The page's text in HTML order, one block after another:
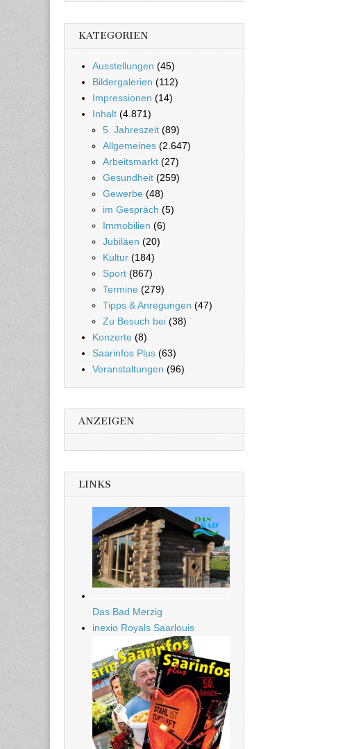
KATEGORIEN
Ausstellungen (45)
Bildergalerien (112)
Impressionen (14)
Inhalt (4.871)
5. Jahreszeit (89)
Allgemeines (2.647)
Arbeitsmarkt (27)
Gesundheit (259)
Gewerbe (48)
im Gespräch (5)
Immobilien (6)
Jubiläen (20)
Kultur (184)
Sport (867)
Termine (279)
Tipps & Anregungen (47)
Zu Besuch bei (38)
Konzerte (8)
Saarinfos Plus (63)
Veranstaltungen (96)
ANZEIGEN
LINKS
Das Bad Merzig
inexio Royals Saarlouis